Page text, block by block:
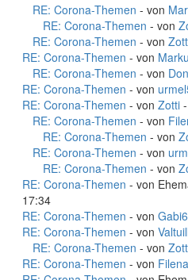
RE: Corona-Themen - von
RE: Corona-Themen - von
RE: Corona-Themen - von
RE: Corona-Themen - von
RE: Corona-Themen - von
RE: Corona-Themen - von
RE: Corona-Themen - von Zotti
RE: Corona-Themen - von
RE: Corona-Themen - von
RE: Corona-Themen - von
RE: Corona-Themen - von
RE: Corona-Themen - von
17:34
RE: Corona-Themen - von
RE: Corona-Themen - von
RE: Corona-Themen - von
RE: Corona-Themen - von